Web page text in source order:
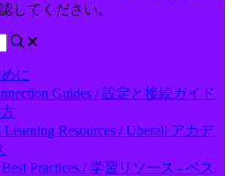
してください。
に
Guides / 設定と接続ガイド
Learning Resources / Uberall アカデ
Practices / 学習リソース - ベス